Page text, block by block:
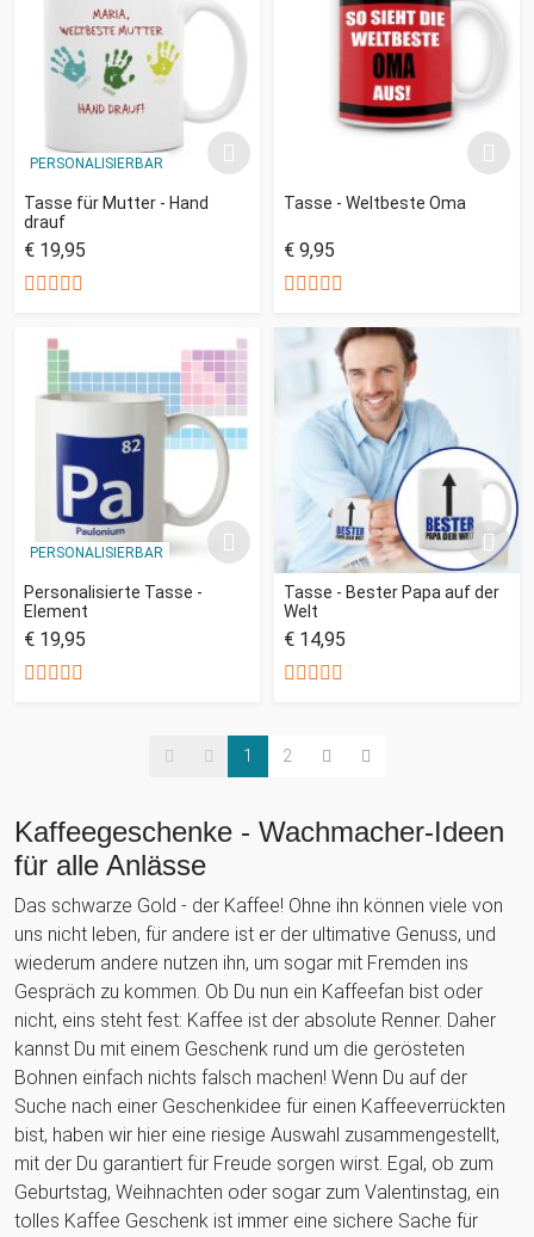
PERSONALISIERBAR
Tasse für Mutter - Hand
drauf
€ 19,95
Tasse - Weltbeste Oma
€ 9,95
PERSONALISIERBAR
Personalisierte Tasse -
Element
€ 19,95
Tasse - Bester Papa auf der
Welt
€ 14,95
1 2
Kaffeegeschenke - Wachmacher-Ideen
für alle Anlässe
Das schwarze Gold - der Kaffee! Ohne ihn können viele von
uns nicht leben, für andere ist er der ultimative Genuss, und
wiederum andere nutzen ihn, um sogar mit Fremden ins
Gespräch zu kommen. Ob Du nun ein Kaffeefan bist oder
nicht, eins steht fest: Kaffee ist der absolute Renner. Daher
kannst Du mit einem Geschenk rund um die gerösteten
Bohnen einfach nichts falsch machen! Wenn Du auf der
Suche nach einer Geschenkidee für einen Kaffeeverrückten
bist, haben wir hier eine riesige Auswahl zusammengestellt,
mit der Du garantiert für Freude sorgen wirst. Egal, ob zum
Geburtstag, Weihnachten oder sogar zum Valentinstag, ein
tolles Kaffee Geschenk ist immer eine sichere Sache für